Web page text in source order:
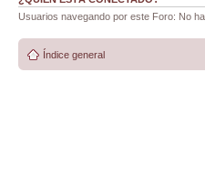
Usuarios navegando por este Foro: No
Índice general